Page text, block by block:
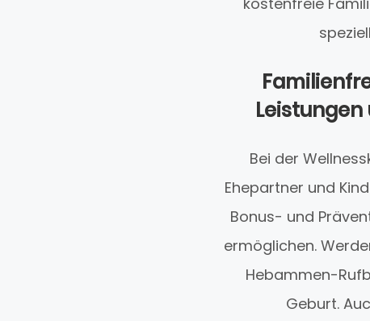
Bei der
Ehepartner und
Bonus- und
ermöglichen.
Hebammen-
Geburt.